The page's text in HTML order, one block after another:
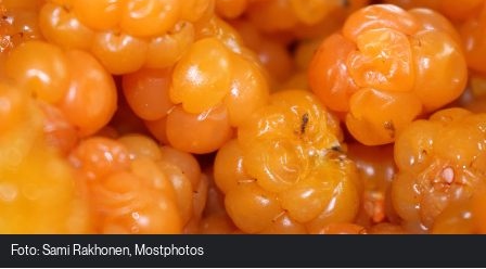
Mat & jordbruk
Skog
Social hållbarhet
Transport
Vatten
252 ARTIKLAR
Landsbygd
939 ARTIKLAR
Livsstil & konsumtion
612 ARTIKLAR
Mat & jordbruk
Foto: Sami Rakhonen, Mostphotos